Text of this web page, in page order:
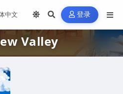
登录
Valley